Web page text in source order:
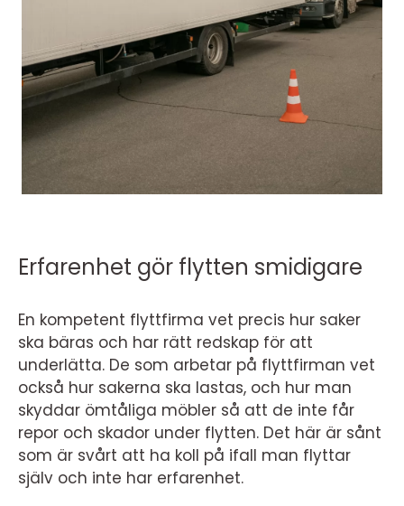
Erfarenhet gör flytten smidigare
En kompetent flyttfirma vet precis hur saker
ska bäras och har rätt redskap för att
underlätta. De som arbetar på flyttfirman vet
också hur sakerna ska lastas, och hur man
skyddar ömtåliga möbler så att de inte får
repor och skador under flytten. Det här är sånt
som är svårt att ha koll på ifall man flyttar
själv och inte har erfarenhet.